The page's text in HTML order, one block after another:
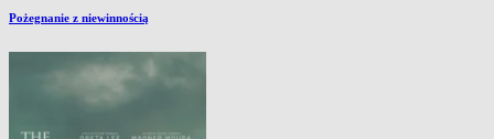
Pożegnanie z niewinnością